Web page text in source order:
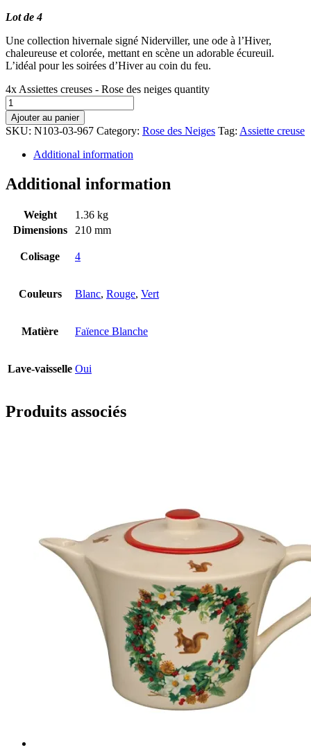
Lot de 4
Une collection hivernale signé Niderviller, une ode à l’Hiver,
chaleureuse et colorée, mettant en scène un adorable écureuil.
L’idéal pour les soirées d’Hiver au coin du feu.
4x Assiettes creuses - Rose des neiges quantity
Ajouter au panier
SKU: N103-03-967 Category: Rose des Neiges Tag: Assiette creuse
Additional information
Additional information
Weight
1.36 kg
Dimensions
210 mm
Colisage 4
Couleurs Blanc, Rouge, Vert
Matière Faïence Blanche
Lave-vaisselle Oui
Produits associés